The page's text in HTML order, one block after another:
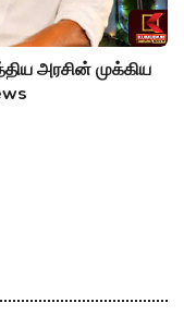
அரசின் முக்கிய